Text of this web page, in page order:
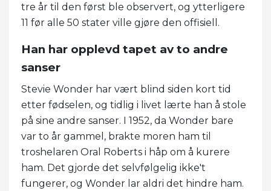
tre år til den først ble observert, og ytterligere
11 før alle 50 stater ville gjøre den offisiell.
Han har opplevd tapet av to andre
sanser
Stevie Wonder har vært blind siden kort tid
etter fødselen, og tidlig i livet lærte han å stole
på sine andre sanser. I 1952, da Wonder bare
var to år gammel, brakte moren ham til
troshelaren Oral Roberts i håp om å kurere
ham. Det gjorde det selvfølgelig ikke't
fungerer, og Wonder lar aldri det hindre ham.